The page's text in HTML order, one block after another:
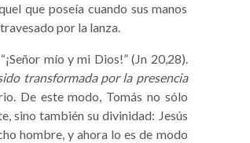
que poseía cuando sus manos
por la lanza.
mío y mi Dios!” (Jn 20,28).
transformada por la presencia
De este modo, Tomás no sólo
sino también su divinidad: Jesús
hombre, y ahora lo es de modo